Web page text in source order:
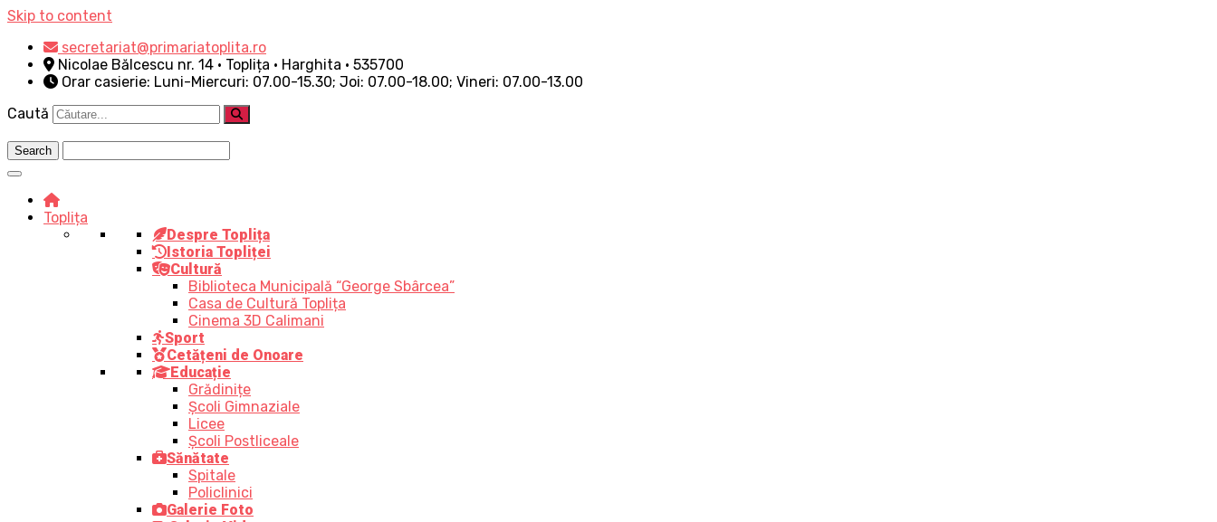
Skip to content
secretariat@primariatoplita.ro
Nicolae Bălcescu nr. 14 • Toplița • Harghita • 535700
Orar casierie: Luni-Miercuri: 07.00-15.30; Joi: 07.00-18.00; Vineri: 07.00-13.00
Caută
Toplița
Despre Toplița
Istoria Topliței
Cultură
Biblioteca Municipală “George Sbârcea”
Casa de Cultură Toplița
Cinema 3D Calimani
Sport
Cetățeni de Onoare
Educație
Grădinițe
Școli Gimnaziale
Licee
Școli Postliceale
Sănătate
Spitale
Policlinici
Galerie Foto